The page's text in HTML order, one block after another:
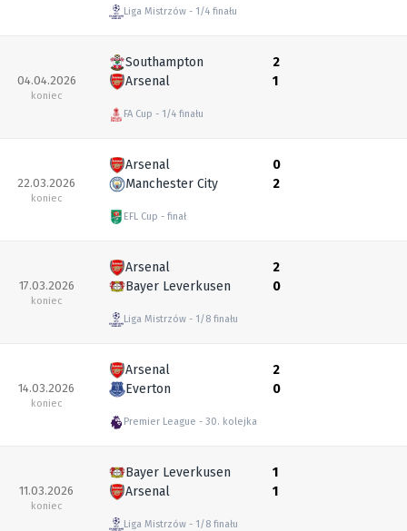
Liga Mistrzów 1/4 finału
04.04.2026
koniec
Southampton
Arsenal
FA Cup 1/4 finału
2
1
22.03.2026
koniec
Arsenal
Manchester City
EFL Cup finał
0
2
17.03.2026
koniec
Arsenal
Bayer Leverkusen
Liga Mistrzów 1/8 finału
2
0
14.03.2026
koniec
Arsenal
Everton
Premier League 30. kolejka
2
0
11.03.2026
koniec
Bayer Leverkusen
Arsenal
Liga Mistrzów 1/8 finału
1
1